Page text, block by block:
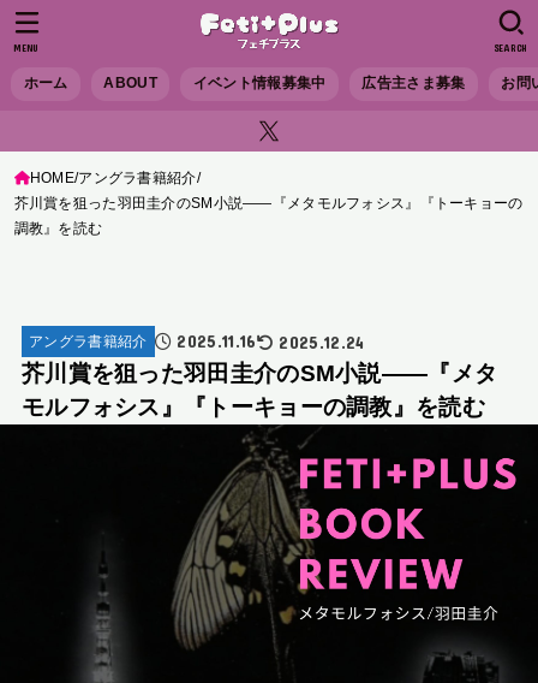
ホーム ABOUT イベント情報募集中 広告主さま募集 お問
SEARCH
MENU
HOME アングラ書籍紹介
芥川賞を狙った羽田圭介のSM小説――『メタモルフォシス』『トーキョーの
調教』を読む
アングラ書籍紹介 2025.11.16 2025.12.24
芥川賞を狙った羽田圭介のSM小説――『メタ
モルフォシス』『トーキョーの調教』を読む